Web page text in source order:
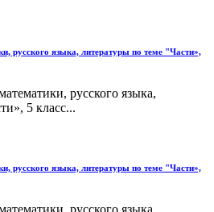
русского языка, литературы по теме "Части»,
русского языка,
5 класс...
русского языка, литературы по теме "Части»,
русского языка,